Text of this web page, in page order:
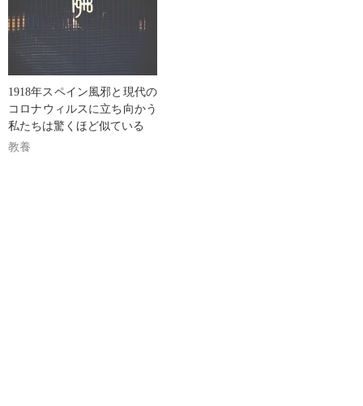
1918年スペイン風邪と現代の
コロナウィルスに立ち向かう
私たちは驚くほど似ている
教養